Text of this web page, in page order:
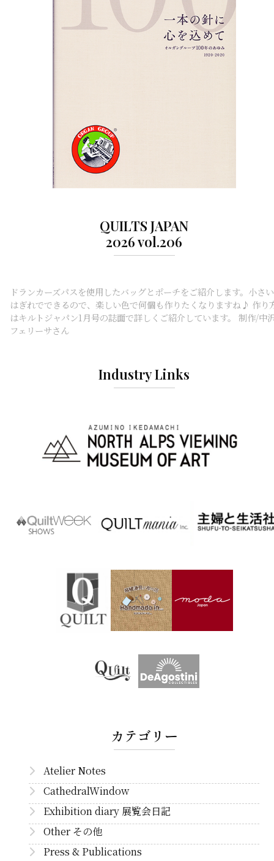
QUILTS JAPAN
2026 vol.206
ドランカーズパスを使用したバッグとポーチをご紹介します。小さい
はぎれでできるので、楽しい色で何個も作りたくなりますね♪ 作り
はキルトジャパン1月号の誌面で詳しくご紹介しています。 制作/中
フェリーサさん
Industry Links
カテゴリー
Atelier Notes
CathedralWindow
Exhibition diary 展覧会日記
Other その他
Press & Publications